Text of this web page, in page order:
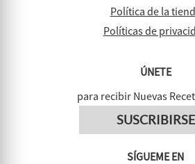
Política de la
Políticas de
ÚNETE
para recibir Nuevas
SUSCRIBIRSE
SÍGUEME EN